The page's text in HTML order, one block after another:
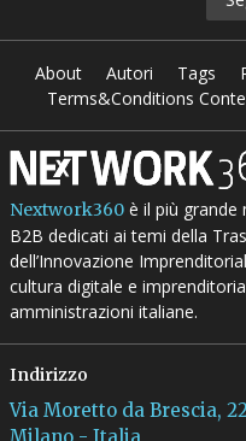
About Autori Tags
Terms&Conditions
Nextwork360è il più grande
B2B dedicati ai temi della
dell’Innovazione
cultura digitale e
amministrazioni italiane.
Indirizzo
Via Moretto da Brescia,